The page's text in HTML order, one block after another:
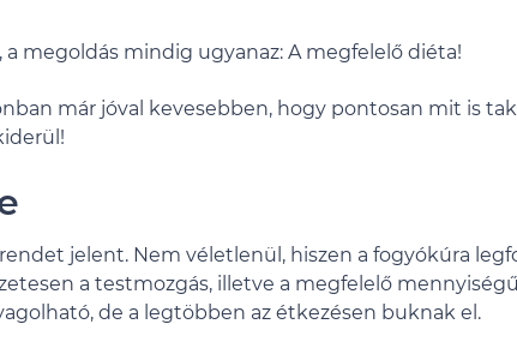
megoldás mindig ugyanaz: A megfelelő diéta!
már jóval kevesebben, hogy pontosan mit is
jelent. Nem véletlenül, hiszen a fogyókúra
a testmozgás, illetve a megfelelő
de a legtöbben az étkezésen buknak el.